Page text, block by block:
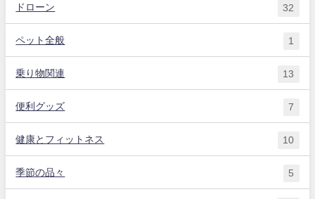
ドローン 32
ペット全般 1
乗り物関連 13
便利グッズ 7
健康とフィットネス 10
季節の品々 5